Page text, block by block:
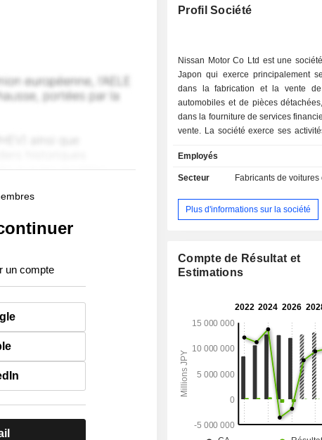
un compte
Profil Société
Nissan Motor Co Ltd est une
Japon qui exerce principalement
dans la fabrication et la vente de
automobiles et de pièces
dans la fourniture de services
vente. La société exerce ses
dédié à la fabrication et à la vente
électriques, de voitures compactes,
utilitaires, de camions, de minibus
types de véhicules, ainsi que
financement des ventes et de
soutenir les activités commerciales
Employés
Secteur Fabricants de voitures
Plus d'informations sur la société
Compte de Résultat et
Estimations